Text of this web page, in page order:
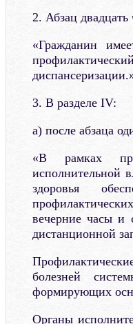
2. Абзац
«Гражданин
3. В разделе IV:
а) после абзаца
«В рамках
исполнительной
здоровья
вечерние часы и
дистанционной
болезней
формирующих
Органы